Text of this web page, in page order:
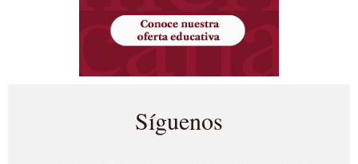
Síguenos